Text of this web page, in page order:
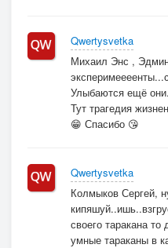
Qwertysvetka
Михаил Энс ,
Улыбаются ещё они.
Тут трагедия
😁 Спасибо 😘
Qwertysvetka
Колмыков Сергей,
своего таракана то
умные тараканы в